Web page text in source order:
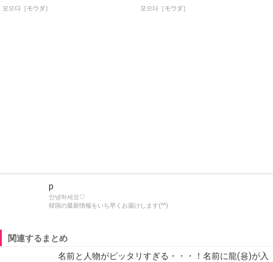
모으다［モウダ］ 모으다［モウダ］
p
안녕하세요♡
韓国の最新情報をいち早くお届けします(^^)
関連するまとめ
名前と人物がピッタリすぎる・・・！名前に龍(용)が入